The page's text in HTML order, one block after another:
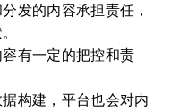
发的内容承担责任，
有一定的把控和责
构建，平台也会对内